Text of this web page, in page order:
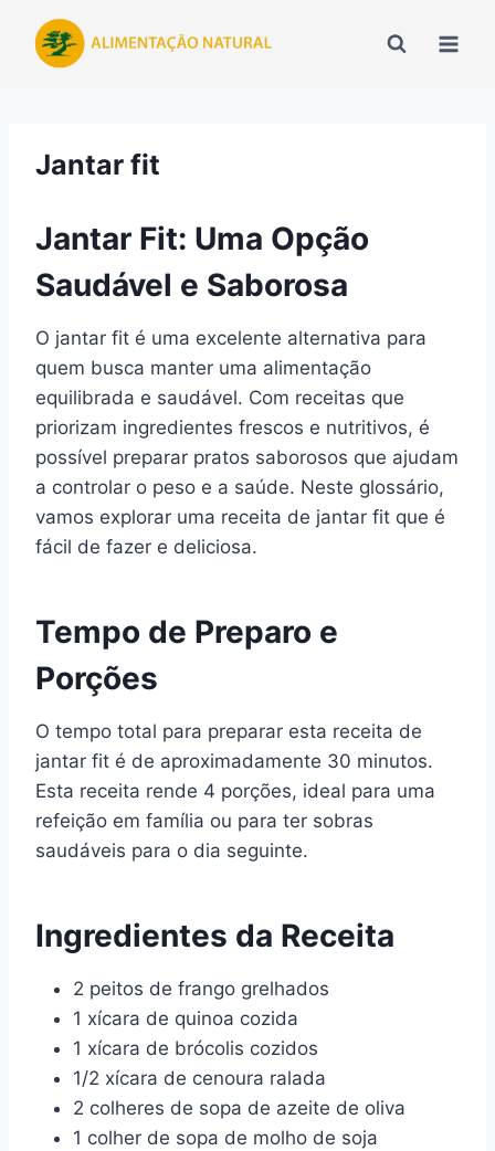
para
Jantar fit
Jantar Fit: Uma Opção
Saudável e Saborosa
O jantar fit é uma excelente alternativa para
quem busca manter uma alimentação
equilibrada e saudável. Com receitas que
priorizam ingredientes frescos e nutritivos, é
possível preparar pratos saborosos que ajudam
a controlar o peso e a saúde. Neste glossário,
vamos explorar uma receita de jantar fit que é
fácil de fazer e deliciosa.
Tempo de Preparo e
Porções
O tempo total para preparar esta receita de
jantar fit é de aproximadamente 30 minutos.
Esta receita rende 4 porções, ideal para uma
refeição em família ou para ter sobras
saudáveis para o dia seguinte.
Ingredientes da Receita
2 peitos de frango grelhados
1 xícara de quinoa cozida
1 xícara de brócolis cozidos
1/2 xícara de cenoura ralada
2 colheres de sopa de azeite de oliva
1 colher de sopa de molho de soja